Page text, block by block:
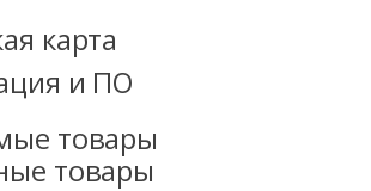
карта
и ПО
товары
товары